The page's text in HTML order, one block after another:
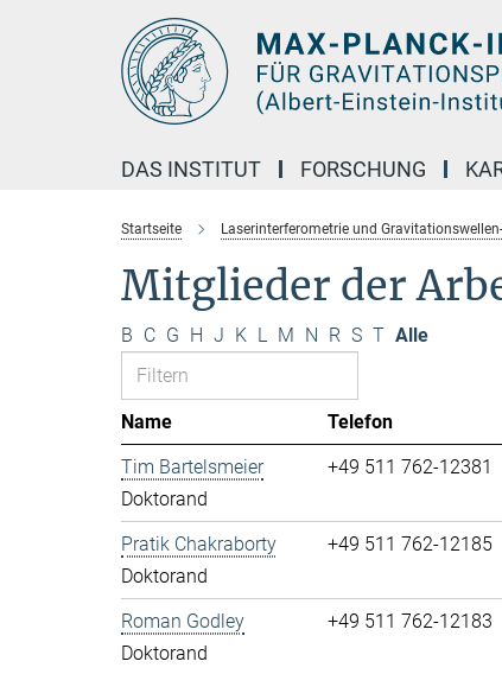
DAS INSTITUT FORSCHUNG
Startseite Laserinterferometrie und
Mitglieder der
B C G H J K L M N R S T Alle
Name Telefon
Tim Bartelsmeier
Doktorand
+49 511 762-12381
Pratik Chakraborty
Doktorand
+49 511 762-12185
Roman Godley
Doktorand
+49 511 762-12183